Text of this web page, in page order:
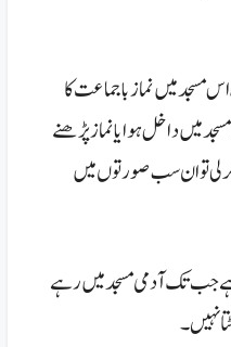
مسجد میں نماز با جماعت کا
میں داخل ہوا یا نماز پڑھنے
لی تو ان سب صورتوں میں
جب تک آدمی مسجد میں رہے
نہیں۔